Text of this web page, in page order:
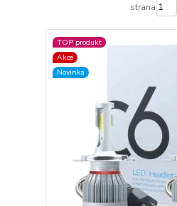
strana
TOP produkt
Akce
Novinka